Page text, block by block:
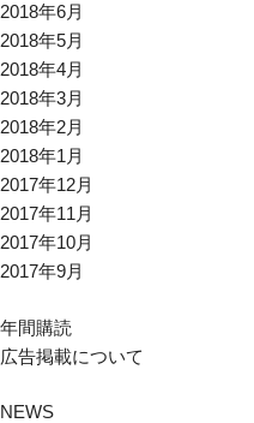
2018年6月
2018年5月
2018年4月
2018年3月
2018年2月
2018年1月
2017年12月
2017年11月
2017年10月
2017年9月
年間購読
広告掲載について
NEWS